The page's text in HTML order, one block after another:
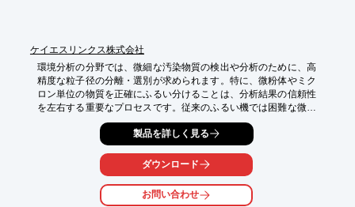
ケイエスリンクス株式会社
環境分析の分野では、微細な汚染物質の検出や分析のために、高
精度な粒子径の分離・選別が求められます。特に、微粉体やミク
ロン単位の物質を正確にふるい分けることは、分析結果の信頼性
を左右する重要なプロセスです。従来のふるい機では困難な微細
粒子の分離能力の向上が、分析精度の向上に繋がります。
『ウルトラソニック』は、ラボでの使用に適したコンパクト設計
と、クランプバンド式の超音波ユニットを搭載した小型超音波振
動ふるい機です。スクリーンにスイーブ振動方式による超音波振
動を加えることで、分解分級の困難な微粉体の篩過能力を大幅に
向上させ、ミクロン単位の選別にも効果を発揮します。これによ
製品を詳しく見る
ダウンロード
お問い合わせ